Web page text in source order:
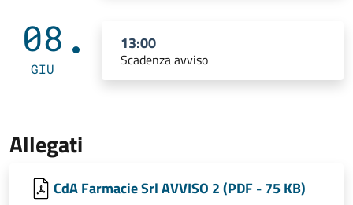
08
GIU
13:00
Scadenza avviso
Allegati
CdA Farmacie Srl AVVISO 2 (PDF - 75 KB)